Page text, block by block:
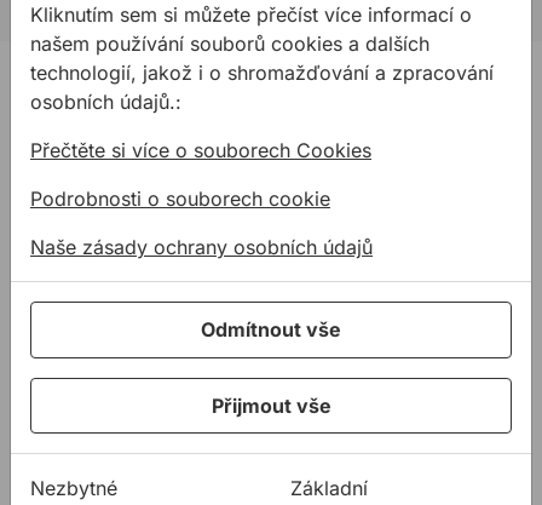
PRODUKTY
Produkty
Podpora
Řešení
O nás
Kontakty
PODPORA
Ke stažení
Kliknutím sem si můžete přečíst více informací o
našem používání souborů cookies a dalších
technologií, jakož i o shromažďování a zpracování
osobních údajů.:
Přečtěte si více o souborech Cookies
Podrobnosti o souborech cookie
Naše zásady ochrany osobních údajů
Odmítnout vše
Přijmout vše
Nezbytné Základní